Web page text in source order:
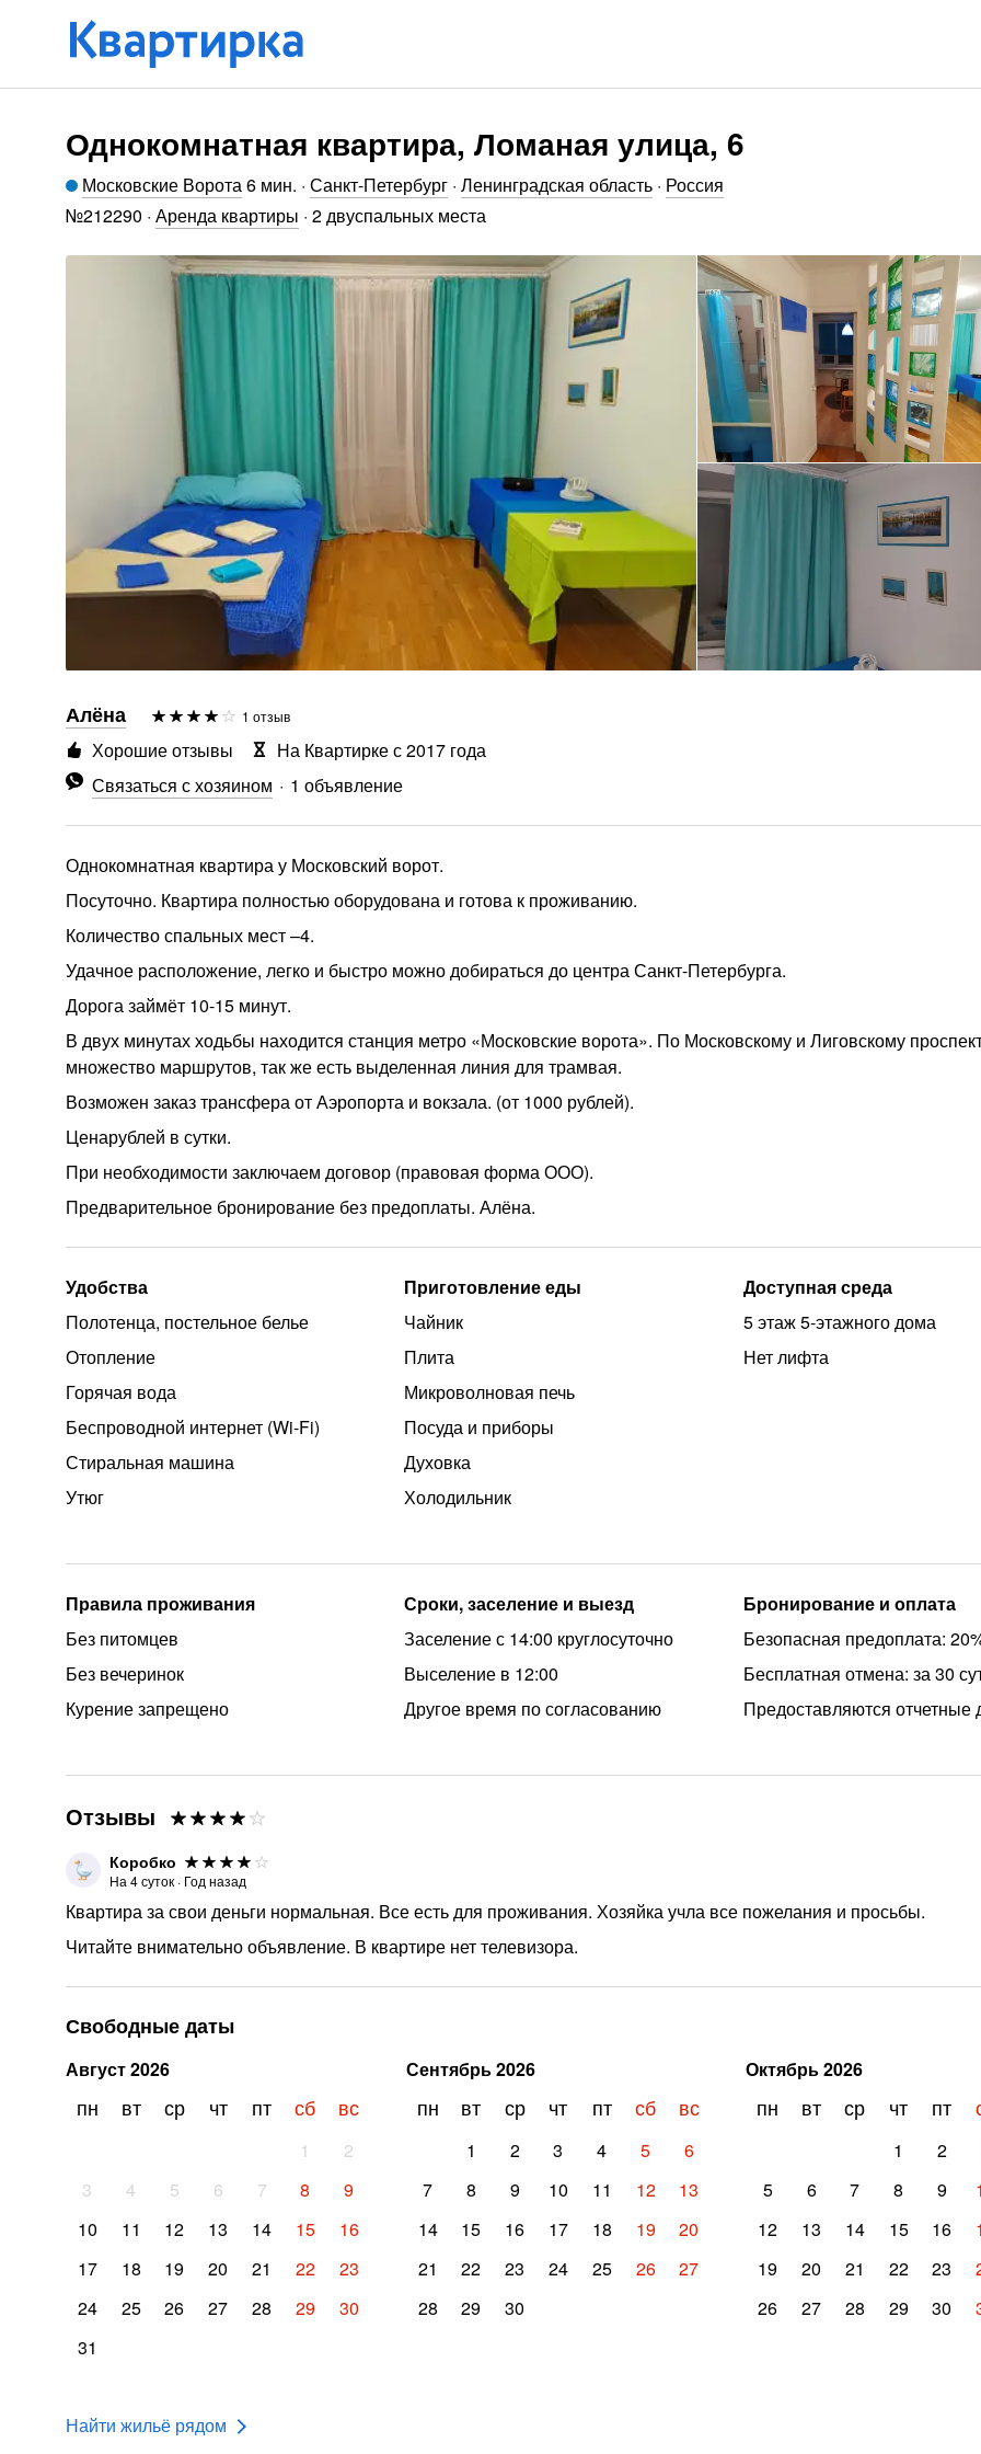
Однокомнатная квартира, Ломаная улица, 6
Московские Ворота6 мин. · Санкт-Петербург · Ленинградская область · Россия
№212290 · Аренда квартиры · 2 двуспальных места
Алёна 1 отзыв
Связаться с хозяином 1 объявление
Хорошие отзывы На Квартирке с 2017 года
Однокомнатная квартира у Московский ворот.
Посуточно. Квартира полностью оборудована и готова к проживанию.
Количество спальных мест –4.
Удачное расположение, легко и быстро можно добираться до центра Санкт-Петербурга.
Дорога займёт 10-15 минут.
В двух минутах ходьбы находится станция метро «Московские ворота». По Московскому и Лиговскому
множество маршрутов, так же есть выделенная линия для трамвая.
Возможен заказ трансфера от Аэропорта и вокзала. (от 1000 рублей).
Ценарублей в сутки.
При необходимости заключаем договор (правовая форма ООО).
Предварительное бронирование без предоплаты. Алёна.
Удобства
Полотенца, постельное белье
Отопление
Горячая вода
Беспроводной интернет (Wi‑Fi)
Стиральная машина
Утюг
Приготовление еды
Чайник
Плита
Микроволновая печь
Посуда и приборы
Духовка
Холодильник
Доступная среда
5 этаж 5-этажного дома
Нет лифта
Правила проживания
Без питомцев
Без вечеринок
Курение запрещено
Сроки, заселение и выезд
Заселение с 14:00 круглосуточно
Выселение в 12:00
Другое время по согласованию
Бронирование и оплата
Безопасная предоплата:
Бесплатная отмена: за 30
Предоставляются отчетные
Свободные даты
Август2026
пн вт ср чт пт сб вс
1
2
3
4 5 6 7 8
9
10
11 12 13 14 15
16
17
18 19 20 21 22
23
24
25 26 27 28 29
30
31
Сентябрь2026
пн вт ср чт пт сб вс
1 2 3 4 5
6
7
8 9 10 11 12
13
14
15 16 17 18 19
20
21
22 23 24 25 26
27
28
29 30
Октябрь2026
пн вт ср чт пт
1 2
5
6 7 8 9
12
13 14 15 16
19
20 21 22 23
26
27 28 29 30
Отзывы
Коробко
На 4суток · Год назад
Квартира за свои деньги нормальная. Все есть для проживания. Хозяйка учла все пожелания и просьбы.
Читайте внимательно объявление. В квартире нет телевизора.
Найти жильё рядом